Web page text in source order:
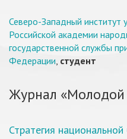
Северо-Западный институт
Российской академии
государственной службы
Федерации, студент
Журнал «Молодой
Стратегия